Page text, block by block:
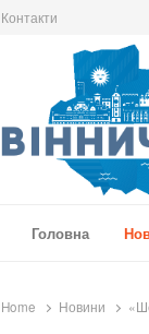
Контакти
Головна
Home Новини